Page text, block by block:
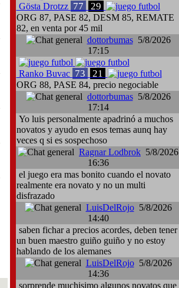
Gösta Drotzz 77 29
ORG 87, PASE 82, DESM 85, REMATE
82, en venta por 45 mil
dottorbumas5/8/2026
17:15
Ranko Buvac 73 21
ORG 88, PASE 84, precio negociable
dottorbumas5/8/2026
17:14
Yo luis personalmente apadrinó a muchos
novatos y ayudo en esos temas aunq hay
veces q si es sospechoso
Ragnar Lodbrok 5/8/2026
16:36
el juego era mas bonito cuando el novato
realmente era novato y no un multi
disfrazado
LuisDelRojo5/8/2026
14:40
saben fichar a precios acordes, deben tener
un buen maestro guiño guiño y no estoy
hablando de los alemanes
LuisDelRojo5/8/2026
14:36
sorprende muchisimo algunos novatos que